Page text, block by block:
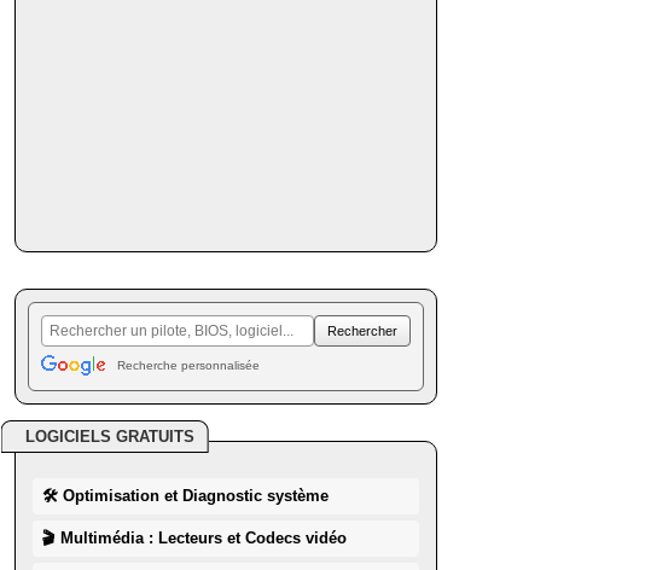
Recherche personnalisée
LOGICIELS GRATUITS
🛠 Optimisation et Diagnostic système
🎬 Multimédia : Lecteurs et Codecs vidéo